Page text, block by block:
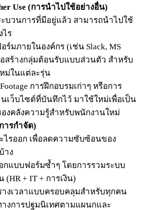
Use (การนำไปใช้อย่างอื่น)
ะบวนการที่มีอยู่แล้ว สามารถนำไปใช้
ไร
ร์มภายในองค์กร (เช่น Slack, MS
อสร้างกลุ่มต้อนรับแบบส่วนตัว สำหรับ
ม่ในแต่ละรุ่น
การฝึกอบรมเก่าๆ หรือการ
เว็บไซต์ที่บันทึกไว้ มาใช้ใหม่เพื่อเป็น
งคลังความรู้สำหรับพนักงานใหม่
ารกำจัด)
ไรออก เพื่อลดความซับซ้อนของ
าง
กแบบฟอร์มซ้ำๆ โดยการรวมระบบ
(HR + IT + การเงิน)
างเวลาแบบครอบคลุมสำหรับทุกคน
งการปฐมนิเทศตามแผนกและ